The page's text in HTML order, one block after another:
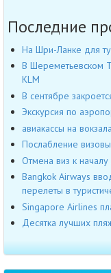
Последние
На Шри-Ланке для
В Шереметьевском
KLM
В сентябре
Экскурсия по
авиакассы на
Послабление
Отмена виз к
Bangkok Airways
перелеты в
Singapore Airlines
Десятка лучших